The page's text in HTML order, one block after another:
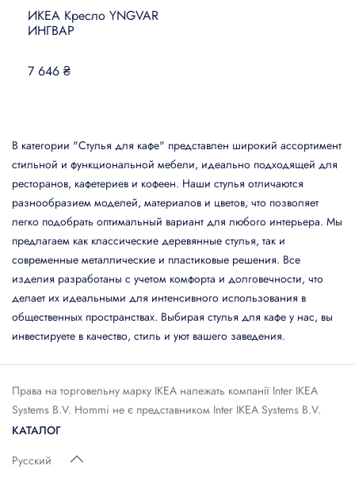
ИКЕА Кресло YNGVAR
ИНГВАР
7 646 ₴
В категории "Стулья для кафе" представлен широкий ассортимент
стильной и функциональной мебели, идеально подходящей для
ресторанов, кафетериев и кофеен. Наши стулья отличаются
разнообразием моделей, материалов и цветов, что позволяет
легко подобрать оптимальный вариант для любого интерьера. Мы
предлагаем как классические деревянные стулья, так и
современные металлические и пластиковые решения. Все
изделия разработаны с учетом комфорта и долговечности, что
делает их идеальными для интенсивного использования в
общественных пространствах. Выбирая стулья для кафе у нас, вы
инвестируете в качество, стиль и уют вашего заведения.
Права на торговельну марку IКЕА належать компанії Inter IKEA
Systems B.V. Hommi не є представником Inter IKEA Systems B.V.
КАТАЛОГ